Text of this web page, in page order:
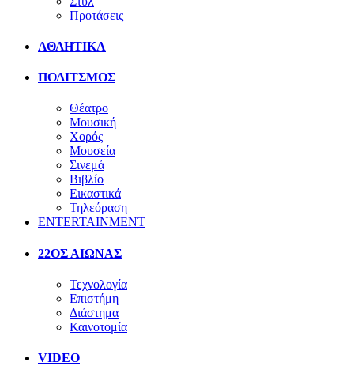
Προτάσεις
ΑΘΛΗΤΙΚΑ
ΠΟΛΙΤΣΜΟΣ
Θέατρο
Μουσική
Χορός
Μουσεία
Σινεμά
Βιβλίο
Εικαστικά
Τηλεόραση
ENTERTAINMENT
22ΟΣ ΑΙΩΝΑΣ
Τεχνολογία
Επιστήμη
Διάστημα
Καινοτομία
VIDEO